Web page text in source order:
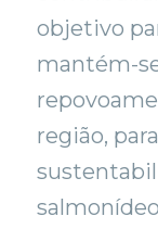
objetivo
mantém-
região,